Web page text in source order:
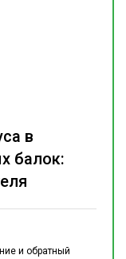
и обратный
в
балок: